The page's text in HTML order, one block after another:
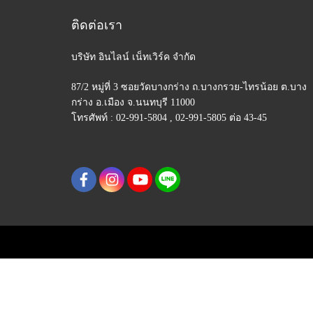
ติดต่อเรา
บริษัท อินไลน์ เน็ทเวิร์ค จำกัด
87/2 หมู่ที่ 3 ซอยวัดบางกร่าง ถ.บางกรวย-ไทรน้อย ต.บาง
กร่าง อ.เมือง จ.นนทบุรี 11000
โทรศัพท์ : 02-991-5804 , 02-991-5805 ต่อ 43-45